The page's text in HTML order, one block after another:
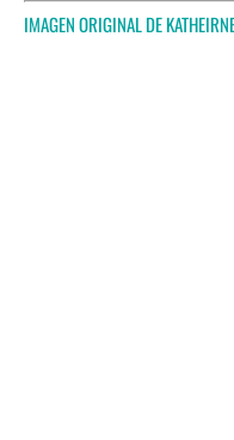
IMAGEN ORIGINAL DE